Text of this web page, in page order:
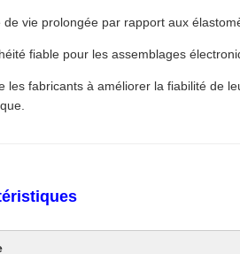
vie prolongée par rapport aux
fiable pour les assemblages
les fabricants à améliorer la fiabilité de